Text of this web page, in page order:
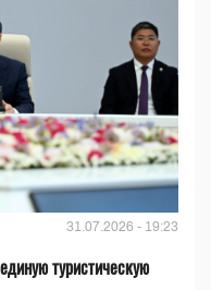
31.07.2026 - 19:23
туристическую